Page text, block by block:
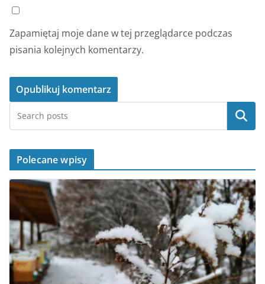
Zapamiętaj moje dane w tej przeglądarce podczas
pisania kolejnych komentarzy.
Szukaj
Polecane wpisy